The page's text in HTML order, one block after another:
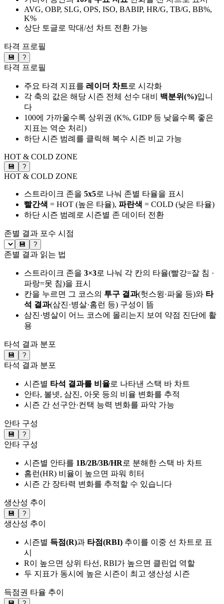
AVG, OBP, SLG, OPS, ISO, BABIP, HR/G, TB/G, BB%,
K%
상단 토글로 막대/선 차트 전환 가능
타격 프로필
💾 ?
타격 프로필
주요 타격 지표를 레이더 차트로 시각화
각 축의 값은 해당 시즌 전체 선수 대비 백분위(%)입니
다
100에 가까울수록 상위권 (K%, GIDP 등 낮을수록 좋은
지표는 역순 처리)
하단 시즌 범례를 클릭해 복수 시즌 비교 가능
HOT & COLD ZONE
💾 ?
HOT & COLD ZONE
스트라이크 존을 5x5로 나눠 존별 타율을 표시
빨간색 = HOT (높은 타율), 파란색 = COLD (낮은 타율)
하단 시즌 범례로 시즌별 존 데이터 전환
존별 결과 포수 시점
💾 ?
존별 결과 읽는 법
스트라이크 존을 3×3로 나눠 각 칸의 타율(빨강=잘 침 ·
파랑=못 침)을 표시
칸을 누르면 그 코스의 투구 결과(헛스윙·파울 등)와 타
석 결과(삼진·병살·홈런 등) 구성이 뜸
삼진·병살이 어느 코스에 몰리는지 보여 약점 진단에 활
용
타석 결과 분포
💾 ?
타석 결과 분포
시즌별 타석 결과를 비율로 나타낸 스택 바 차트
안타, 볼넷, 삼진, 아웃 등의 비율 변화를 추적
시즌 간 선구안·컨택 능력 변화를 파악 가능
안타 구성
💾 ?
안타 구성
시즌별 안타를 1B/2B/3B/HR로 분해한 스택 바 차트
홈런(HR) 비율이 높으면 파워 히터
시즌 간 장타력 변화를 추적할 수 있습니다
생산성 추이
💾 ?
생산성 추이
시즌별 득점(R)과 타점(RBI) 추이를 이중 선 차트로 표
시
R이 높으면 상위 타선, RBI가 높으면 클린업 역할
두 지표가 동시에 높은 시즌이 최고 생산성 시즌
득점권 타율 추이